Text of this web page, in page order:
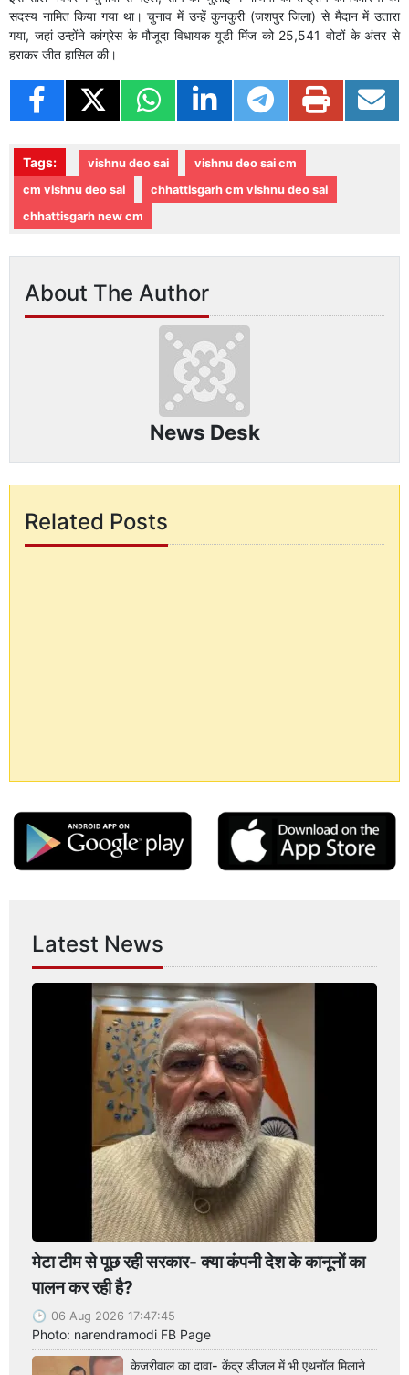
सदस्य नामित किया गया था। चुनाव में उन्हें कुनकुरी (जशपुर जिला) से मैदान में उतारा
गया, जहां उन्होंने कांग्रेस के मौजूदा विधायक यूडी मिंज को 25,541 वोटों के अंतर से
हराकर जीत हासिल की।
Tags: vishnu deo sai
vishnu deo sai cm
cm vishnu deo sai
chhattisgarh cm vishnu deo sai
chhattisgarh new cm
About The Author
News Desk
Related Posts
Latest News
मेटा टीम से पूछ रही सरकार- क्या कंपनी देश के कानूनों का
पालन कर रही है?
06 Aug 2026 17:47:45
Photo: narendramodi FB Page
केजरीवाल का दावा- केंद्र डीजल में भी एथनॉल मिलाने